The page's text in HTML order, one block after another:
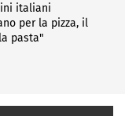
italiani
per la pizza, il
pasta"